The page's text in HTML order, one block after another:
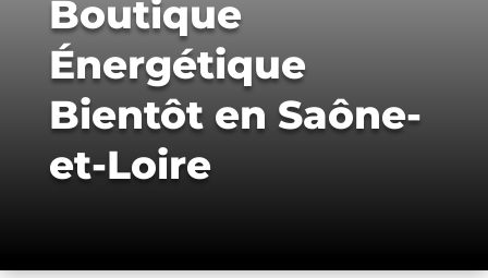
Boutique
Énergétique
Bientôt en Saône-
et-Loire